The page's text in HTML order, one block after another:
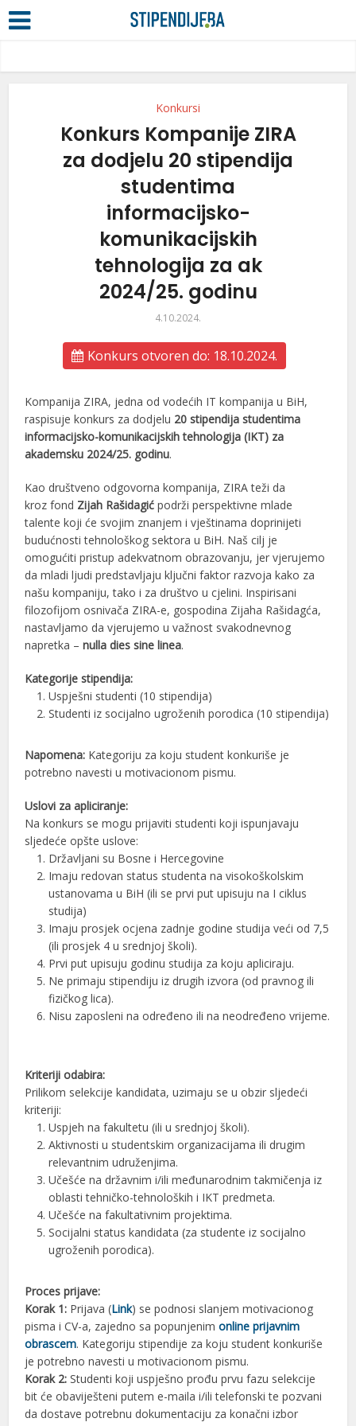
Konkursi
Konkurs Kompanije ZIRA
za dodjelu 20 stipendija
studentima
informacijsko-
komunikacijskih
tehnologija za ak
2024/25. godinu
4.10.2024.
Konkurs otvoren do: 18.10.2024.
Kompanija ZIRA, jedna od vodećih IT kompanija u BiH,
raspisuje konkurs za dodjelu 20 stipendija studentima
informacijsko-komunikacijskih tehnologija (IKT) za
akademsku 2024/25. godinu.
Kao društveno odgovorna kompanija, ZIRA teži da
kroz fond Zijah Rašidagićpodrži perspektivne mlade
talente koji će svojim znanjem i vještinama doprinijeti
budućnosti tehnološkog sektora u BiH. Naš cilj je
omogućiti pristup adekvatnom obrazovanju, jer vjerujemo
da mladi ljudi predstavljaju ključni faktor razvoja kako za
našu kompaniju, tako i za društvo u cjelini. Inspirisani
filozofijom osnivača ZIRA-e, gospodina Zijaha Rašidagća,
nastavljamo da vjerujemo u važnost svakodnevnog
napretka –nulla dies sine linea.
Kategorije stipendija:
Uspješni studenti (10 stipendija)
Studenti iz socijalno ugroženih porodica (10 stipendija)
Napomena: Kategoriju za koju student konkuriše je
potrebno navesti u motivacionom pismu.
Uslovi za apliciranje:
Na konkurs se mogu prijaviti studenti koji ispunjavaju
sljedeće opšte uslove:
Državljani su Bosne i Hercegovine
Imaju redovan status studenta na visokoškolskim
ustanovama u BiH (ili se prvi put upisuju na I ciklus
studija)
Imaju prosjek ocjena zadnje godine studija veći od 7,5
(ili prosjek 4 u srednjoj školi).
Prvi put upisuju godinu studija za koju apliciraju.
Ne primaju stipendiju iz drugih izvora (od pravnog ili
fizičkog lica).
Nisu zaposleni na određeno ili na neodređeno vrijeme.
Kriteriji odabira:
Prilikom selekcije kandidata, uzimaju se u obzir sljedeći
kriteriji:
Uspjeh na fakultetu (ili u srednjoj školi).
Aktivnosti u studentskim organizacijama ili drugim
relevantnim udruženjima.
Učešće na državnim i/ili međunarodnim takmičenja iz
oblasti tehničko-tehnoloških i IKT predmeta.
Učešće na fakultativnim projektima.
Socijalni status kandidata (za studente iz socijalno
ugroženih porodica).
Proces prijave:
Korak 1: Prijava (Link) se podnosi slanjem motivacionog
pisma i CV-a, zajedno sa popunjenimonline prijavnim
obrascem. Kategoriju stipendije za koju student konkuriše
je potrebno navesti u motivacionom pismu.
Korak 2: Studenti koji uspješno prođu prvu fazu selekcije
bit će obaviješteni putem e-maila i/ili telefonski te pozvani
da dostave potrebnu dokumentaciju za konačni izbor